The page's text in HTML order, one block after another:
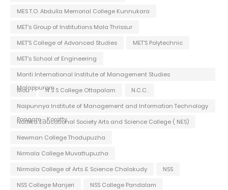
MES T.O. Abdulla Memorial College Kunnukara
MET's Group of Institutions Mala Thrissur
MET'S College of Advanced Studies
MET'S Polytechnic
MET's School of Engineering
Monti International Institute of Management Studies
Malappuram
Mou N S S College Ottapalam
N.C.C.
Naipunnya Institute of Management and Information Technology
Pongam - Koratty
Nattika Educational Society Arts and Science College ( NES)
Newman College Thodupuzha
Nirmala College Muvattupuzha
Nirmala College of Arts & Science Chalakudy
NSS
NSS College Manjeri
NSS College Pandalam